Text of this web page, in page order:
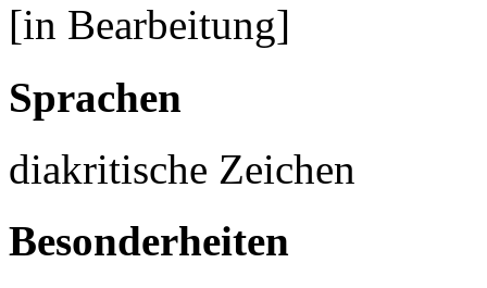
[in Bearbeitung]
Sprachen
diakritische Zeichen
Besonderheiten